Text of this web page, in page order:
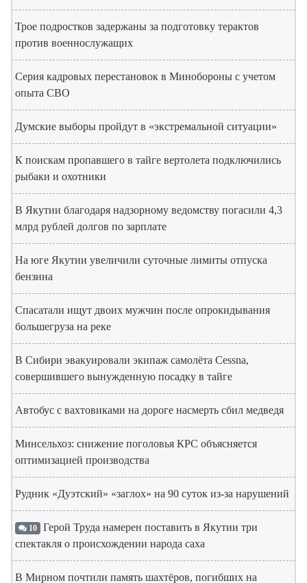
Трое подростков задержаны за подготовку терактов
против военнослужащих
Серия кадровых перестановок в Минобороны с учетом
опыта СВО
Думские выборы пройдут в «экстремальной ситуации»
К поискам пропавшего в тайге вертолета подключились
рыбаки и охотники
В Якутии благодаря надзорному ведомству погасили 4,3
млрд рублей долгов по зарплате
На юге Якутии увеличили суточные лимиты отпуска
бензина
Спасатали ищут двоих мужчин после опрокидывания
большегруза на реке
В Сибири эвакуировали экипаж самолёта Cessna,
совершившего вынужденную посадку в тайге
Автобус с вахтовиками на дороге насмерть сбил медведя
Минсельхоз: снижение поголовья КРС объясняется
оптимизацией производства
Рудник «Дуэтский» «заглох» на 90 суток из-за нарушений
10 Герой Труда намерен поставить в Якутии три
спектакля о происхождении народа саха
В Мирном почтили память шахтёров, погибших на